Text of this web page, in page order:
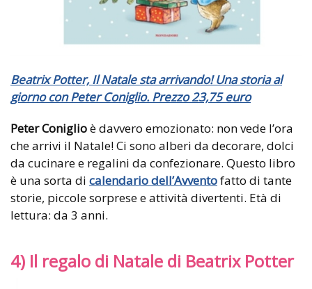
Beatrix Potter, Il Natale sta arrivando! Una storia al
giorno con Peter Coniglio. Prezzo 23,75 euro
Peter Coniglioè davvero emozionato: non vede l’ora
che arrivi il Natale! Ci sono alberi da decorare, dolci
da cucinare e regalini da confezionare. Questo libro
è una sorta di calendario dell’Avventofatto di tante
storie, piccole sorprese e attività divertenti. Età di
lettura: da 3 anni.
4) Il regalo di Natale di Beatrix Potter